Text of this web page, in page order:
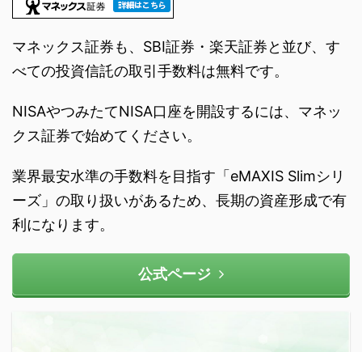
マネックス証券も、SBI証券・楽天証券と並び、す
べての投資信託の取引手数料は無料です。
NISAやつみたてNISA口座を開設するには、マネッ
クス証券で始めてください。
業界最安水準の手数料を目指す「eMAXIS Slimシリ
ーズ」の取り扱いがあるため、長期の資産形成で有
利になります。
公式ページ